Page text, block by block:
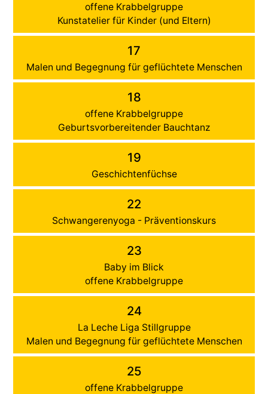
offene Krabbelgruppe
Kunstatelier für Kinder (und Eltern)
17
Malen und Begegnung für geflüchtete Menschen
18
offene Krabbelgruppe
Geburtsvorbereitender Bauchtanz
19
Geschichtenfüchse
22
Schwangerenyoga - Präventionskurs
23
Baby im Blick
offene Krabbelgruppe
24
La Leche Liga Stillgruppe
Malen und Begegnung für geflüchtete Menschen
25
offene Krabbelgruppe